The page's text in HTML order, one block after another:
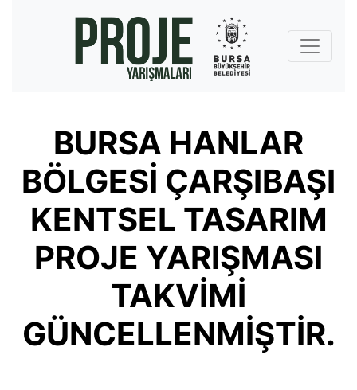
BURSA HANLAR
BÖLGESİ ÇARŞIBAŞI
KENTSEL TASARIM
PROJE YARIŞMASI
TAKVİMİ
GÜNCELLENMİŞTİR.